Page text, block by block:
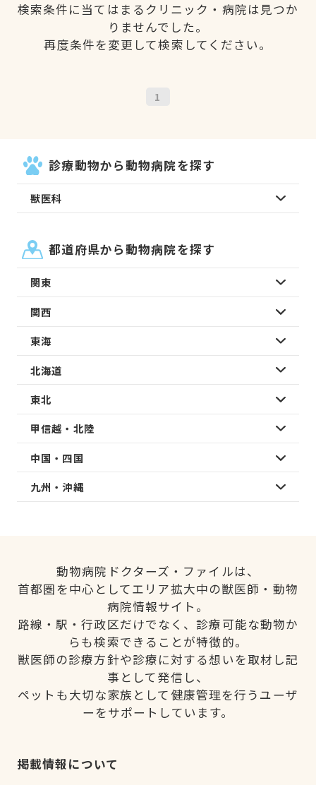
検索条件に当てはまるクリニック・病院は見つか
りませんでした。
再度条件を変更して検索してください。
1
診療動物から動物病院を探す
獣医科
都道府県から動物病院を探す
関東
関西
東海
北海道
東北
甲信越・北陸
中国・四国
九州・沖縄
動物病院ドクターズ・ファイルは、
首都圏を中心としてエリア拡大中の獣医師・動物
病院情報サイト。
路線・駅・行政区だけでなく、診療可能な動物か
らも検索できることが特徴的。
獣医師の診療方針や診療に対する想いを取材し記
事として発信し、
ペットも大切な家族として健康管理を行うユーザ
ーをサポートしています。
掲載情報について